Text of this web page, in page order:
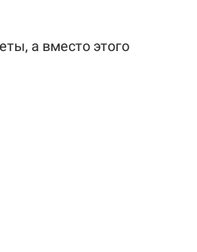
а вместо этого